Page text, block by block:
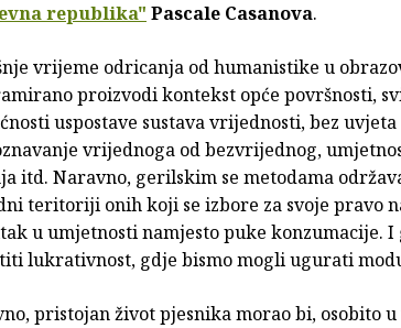
republika" Pascale Casanova.
vrijeme odricanja od humanistike u
proizvodi kontekst opće površnosti,
uspostave sustava vrijednosti, bez
vrijednoga od bezvrijednog,
itd. Naravno, gerilskim se metodama
teritoriji onih koji se izbore za svoje pravo
u umjetnosti namjesto puke konzumacije.
lukrativnost, gdje bismo mogli ugurati
pristojan život pjesnika morao bi, osobito